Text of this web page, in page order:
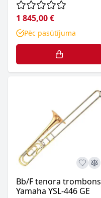
1 845,00 €
Pēc pasūtījuma
Bb/F tenora trombons
Yamaha YSL-446 GE